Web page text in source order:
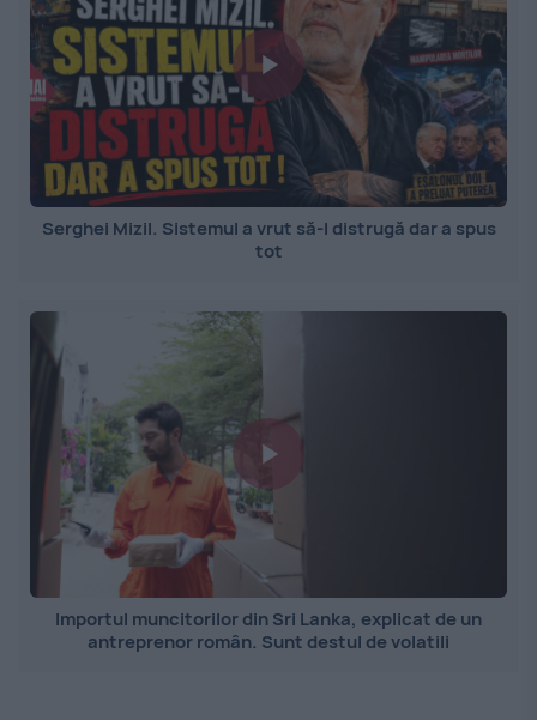
Serghei Mizil. Sistemul a vrut să-l distrugă dar a spus
tot
Importul muncitorilor din Sri Lanka, explicat de un
antreprenor român. Sunt destul de volatili